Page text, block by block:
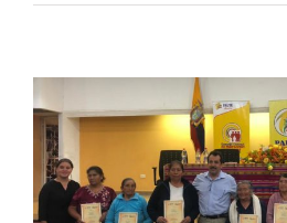
Elección de Miembros de